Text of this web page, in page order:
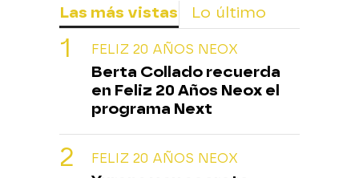
Las más vistas Lo último
FELIZ 20 AÑOS NEOX
Berta Collado recuerda
en Feliz 20 Años Neox el
programa Next
FELIZ 20 AÑOS NEOX